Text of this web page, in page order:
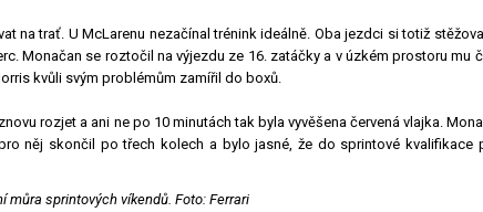
na trať. U McLarenu nezačínal trénink ideálně. Oba jezdci si totiž
Monačan se roztočil na výjezdu ze 16. zatáčky a v úzkém prostoru mu
kvůli svým problémům zamířil do boxů.
rozjet a ani ne po 10 minutách tak byla vyvěšena červená vlajka.
něj skončil po třech kolech a bylo jasné, že do sprintové kvalifikace
můra sprintových víkendů. Foto: Ferrari